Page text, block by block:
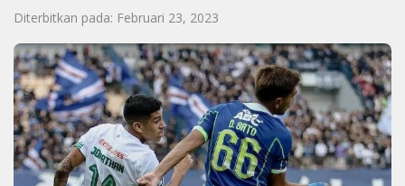
Diterbitkan pada: Februari 23, 2023